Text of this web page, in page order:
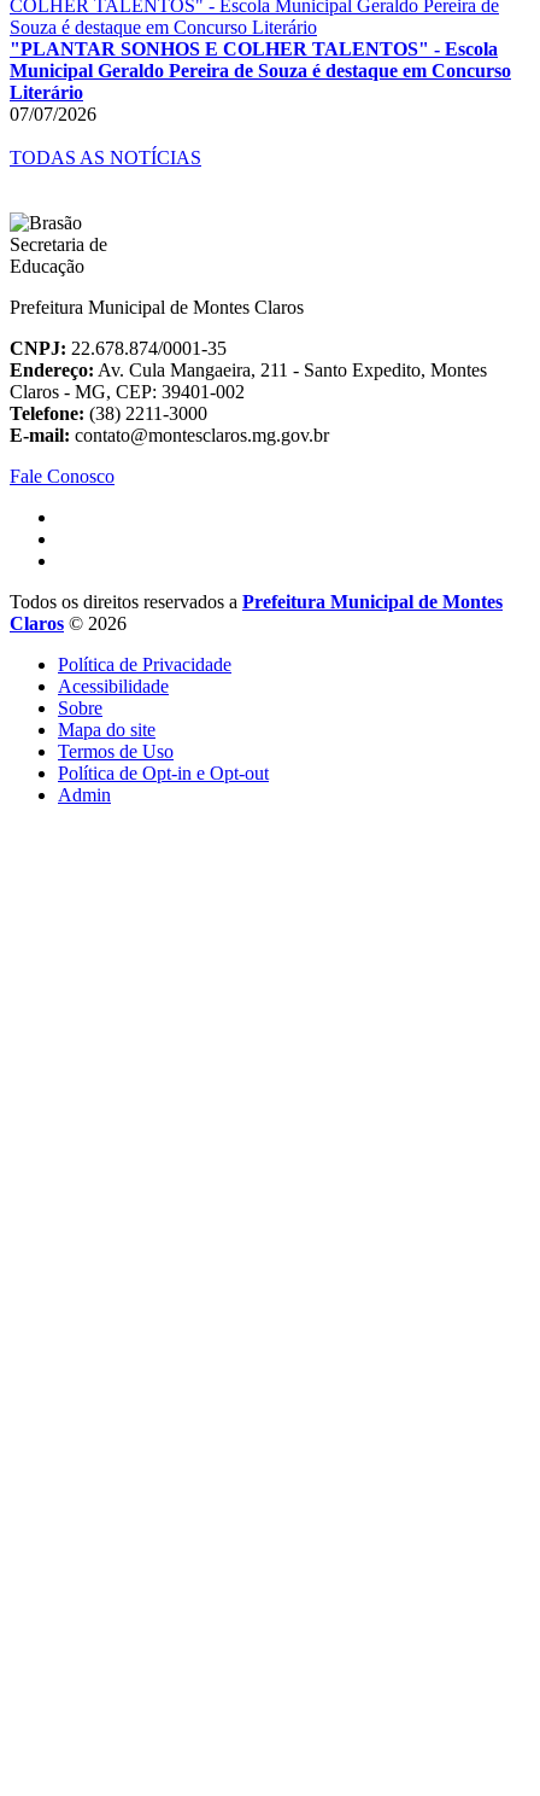
"PLANTAR SONHOS E COLHER TALENTOS" - Escola
Municipal Geraldo Pereira de Souza é destaque em Concurso
Literário
07/07/2026
TODAS AS NOTÍCIAS
Prefeitura Municipal de Montes Claros
CNPJ: 22.678.874/0001-35
Endereço: Av. Cula Mangaeira, 211 - Santo Expedito, Montes
Claros - MG, CEP: 39401-002
Telefone: (38) 2211-3000
E-mail: contato@montesclaros.mg.gov.br
Fale Conosco
Todos os direitos reservados a Prefeitura Municipal de Montes
Claros © 2026
Política de Privacidade
Acessibilidade
Sobre
Mapa do site
Termos de Uso
Política de Opt-in e Opt-out
Admin